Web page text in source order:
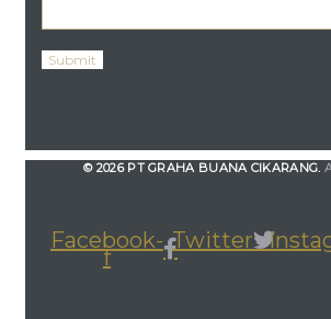
© 2026 PT GRAHA BUANA CIKARANG.
Facebook-
f
Twitter